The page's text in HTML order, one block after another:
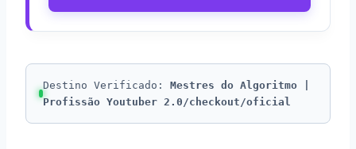
Destino Verificado:Mestres do Algoritmo |
Profissão Youtuber 2.0/checkout/oficial